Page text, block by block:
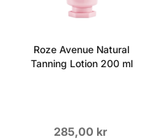
Roze Avenue Natural
Tanning Lotion 200 ml
285,00 kr